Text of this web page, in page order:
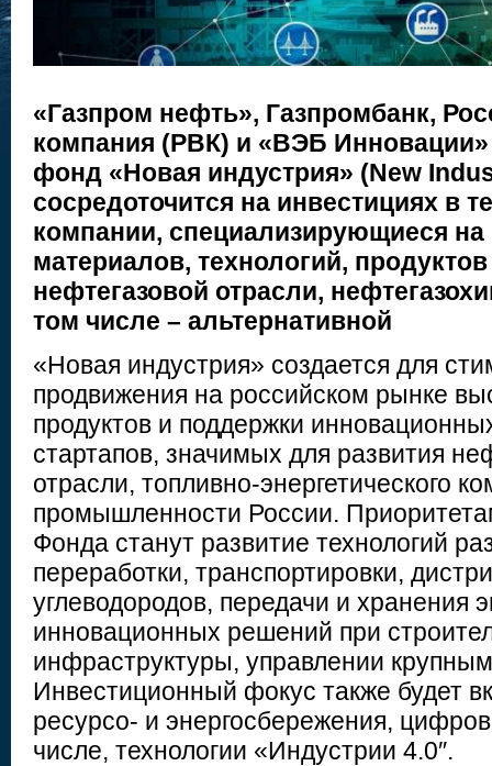
«Газпром нефть», Газпромбанк,
компания (РВК) и «ВЭБ
фонд «Новая индустрия» (New
сосредоточится на инвестициях в
компании, специализирующиеся на
материалов, технологий,
нефтегазовой отрасли,
том числе – альтернативной
«Новая индустрия» создается для
продвижения на российском рынке
продуктов и поддержки
стартапов, значимых для развития
отрасли, топливно-энергетического
промышленности России.
Фонда станут развитие технологий
переработки, транспортировки,
углеводородов, передачи и хранения
инновационных решений при
инфраструктуры, управлении
Инвестиционный фокус также будет
ресурсо- и энергосбережения,
числе, технологии «Индустрии 4.0″.